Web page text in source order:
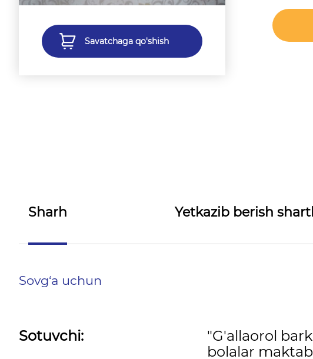
Savatchaga qo'shish
Sharh Yetkazib berish
Sovg‘a uchun
Sotuvchi:
"G'allaorol
bolalar